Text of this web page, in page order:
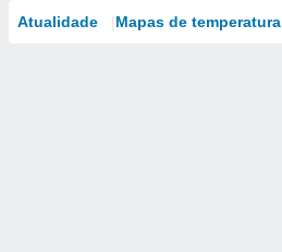
Atualidade Mapas de temperatura